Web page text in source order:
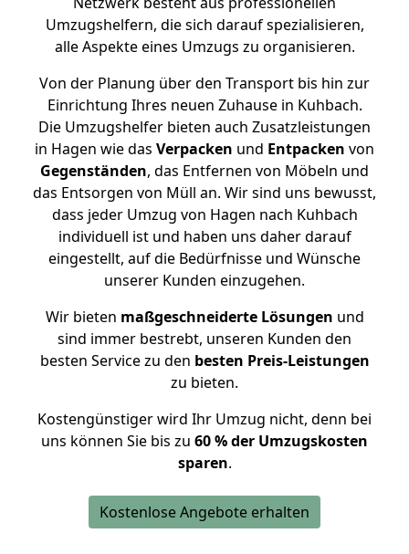
Umzugshelfern, die sich darauf spezialisieren,
alle Aspekte eines Umzugs zu organisieren.
Von der Planung über den Transport bis hin zur
Einrichtung Ihres neuen Zuhause in Kuhbach.
Die Umzugshelfer bieten auch Zusatzleistungen
in Hagen wie das Verpacken und Entpacken von
Gegenständen, das Entfernen von Möbeln und
das Entsorgen von Müll an. Wir sind uns bewusst,
dass jeder Umzug von Hagen nach Kuhbach
individuell ist und haben uns daher darauf
eingestellt, auf die Bedürfnisse und Wünsche
unserer Kunden einzugehen.
Wir bieten maßgeschneiderte Lösungen und
sind immer bestrebt, unseren Kunden den
besten Service zu den besten Preis-Leistungen
zu bieten.
Kostengünstiger wird Ihr Umzug nicht, denn bei
uns können Sie bis zu 60 % der Umzugskosten
sparen.
Kostenlose Angebote erhalten